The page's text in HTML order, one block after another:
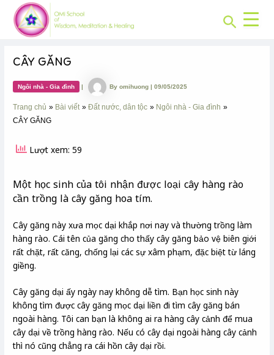
content
Search
CÂY GĂNG
Ngôi nhà - Gia đình | Byomihuong|09/05/2025
Trang chủ Bài viết Đất nước, dân tộc
Ngôi nhà - Gia đình
CÂY GĂNG
Lượt xem: 59
Một học sinh của tôi nhận được loại cây hàng rào
cần trồng là cây găng hoa tím.
Cây găng này xưa mọc dại khắp nơi nay và thường trồng làm
hàng rào. Cái tên của găng cho thấy cây găng bảo vệ biên giới
rất chặt, rất căng, chống lại các sự xâm phạm, đặc biệt từ láng
giềng.
Cây găng dại ấy ngày nay không dễ tìm. Bạn học sinh này
không tìm được cây găng mọc dại liền đi tìm cây găng bán
ngoài hàng. Tôi can bạn là không ai ra hàng cây cảnh để mua
cây dại về trồng hàng rào. Nếu có cây dại ngoài hàng cây cảnh
thì nó cũng chẳng ra cái hồn cây dại rồi.
Post
navigation
CHUYÊN
MỤC: